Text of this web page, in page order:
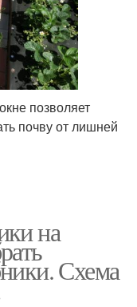
позволяет
почву от лишней
на
Схема